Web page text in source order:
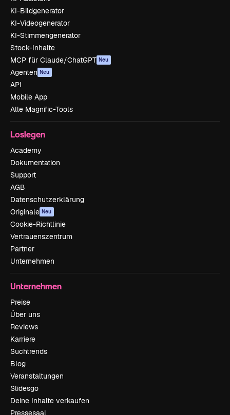
KI-Bildgenerator
KI-Videogenerator
KI-Stimmengenerator
Stock-Inhalte
MCP für Claude/ChatGPT Neu
Agenten Neu
API
Mobile App
Alle Magnific-Tools
Loslegen
Academy
Dokumentation
Support
AGB
Datenschutzerklärung
Originale Neu
Cookie-Richtlinie
Vertrauenszentrum
Partner
Unternehmen
Unternehmen
Preise
Über uns
Reviews
Karriere
Suchtrends
Blog
Veranstaltungen
Slidesgo
Deine Inhalte verkaufen
Pressesaal